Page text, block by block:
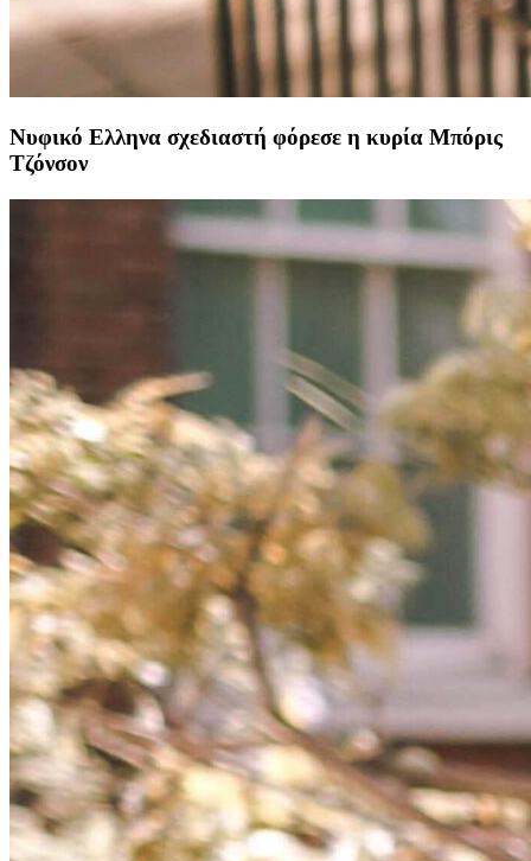
Νυφικό Ελληνα σχεδιαστή φόρεσε η κυρία Μπόρις
Τζόνσον